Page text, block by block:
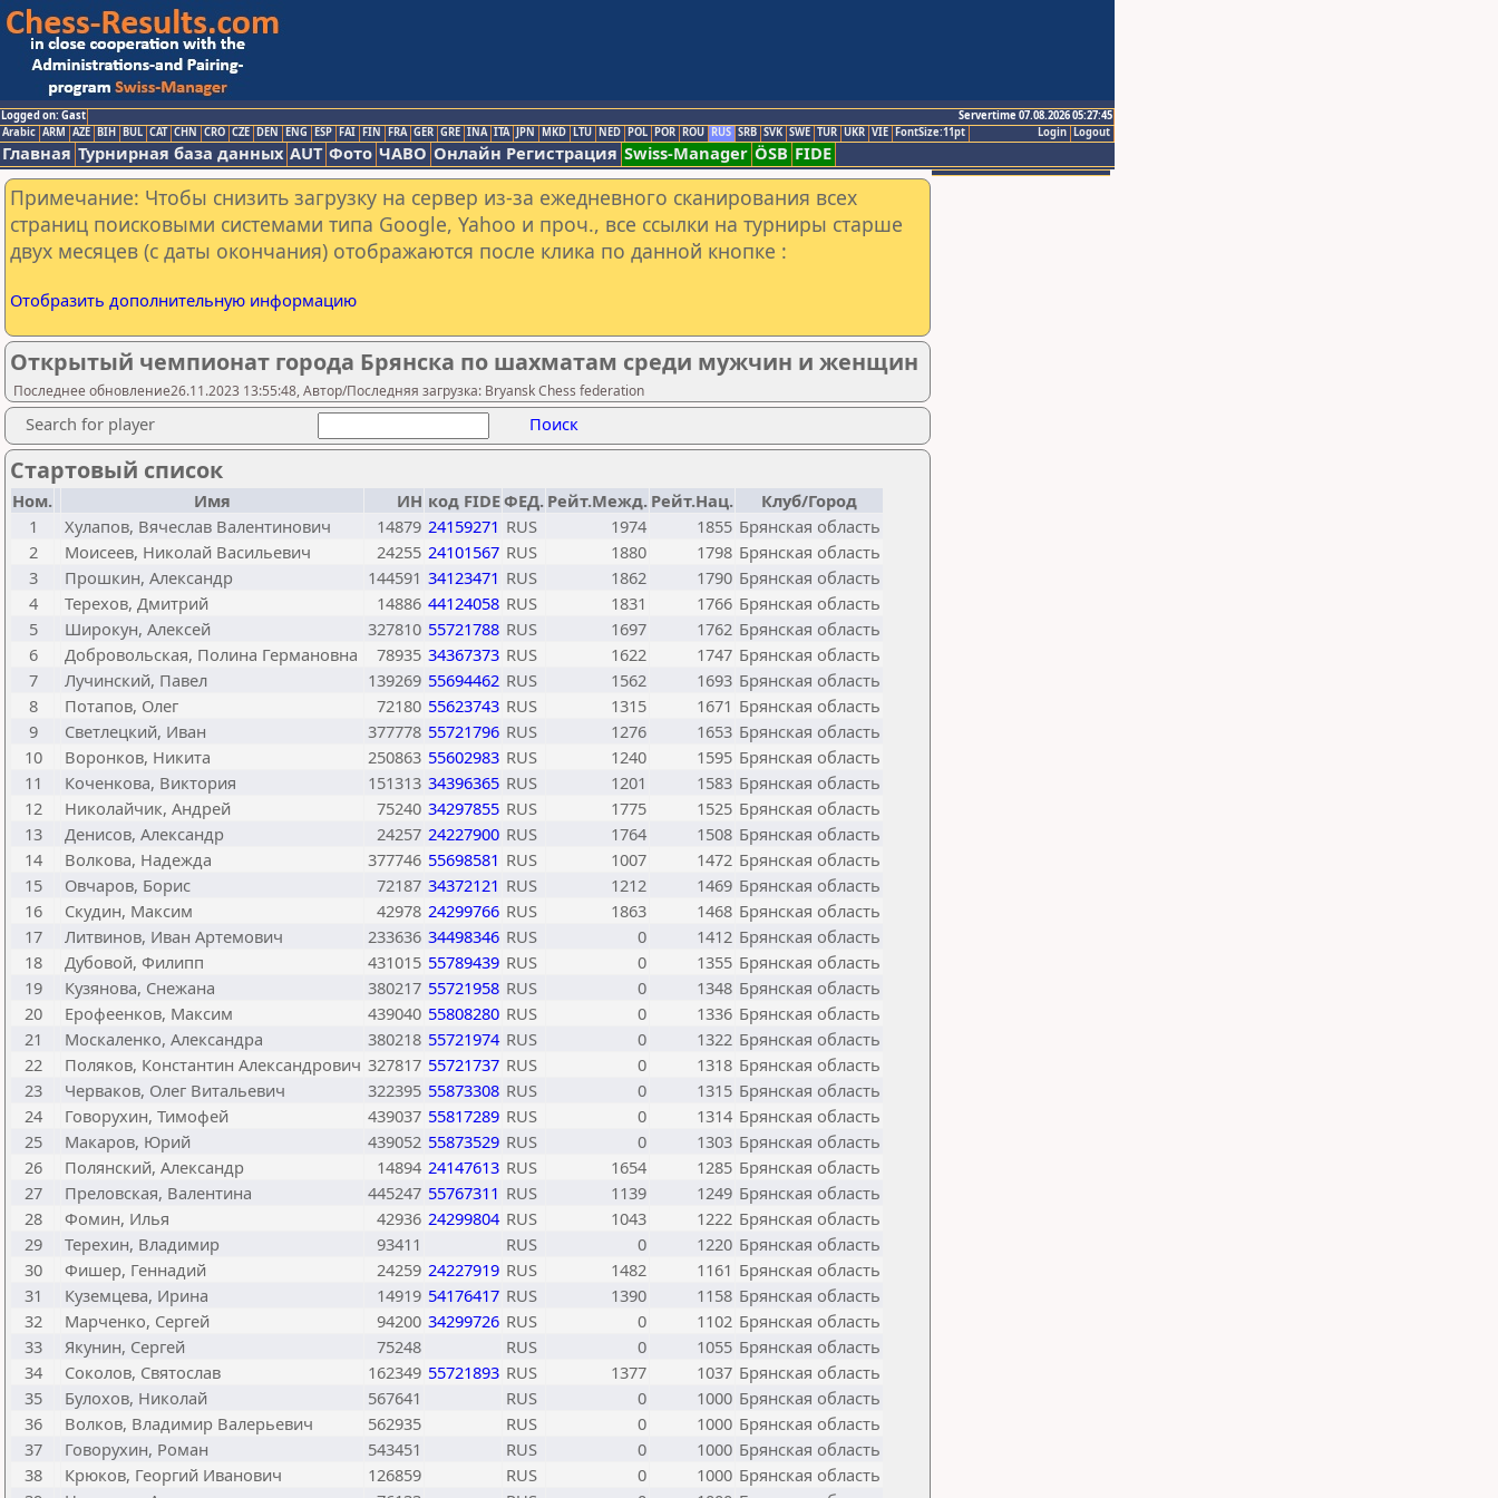
Logged on: Gast
Servertime 07.08.2026 05:27:45
Logout
Login
Arabic ARM AZE BIH BUL CAT CHN CRO CZE DEN ENG ESP FAI FIN FRA GER GRE INA ITA JPN MKD LTU NED POL POR ROU RUS SRB SVK SWE TUR UKR VIE FontSize:11pt
Главная Турнирная база данных AUT Фото ЧАВО Онлайн Регистрация Swiss-Manager ÖSB FIDE
Примечание: Чтобы снизить загрузку на сервер из-за ежедневного сканирования всех
страниц поисковыми системами типа Google, Yahoo и проч., все ссылки на турниры старше
двух месяцев (с даты окончания) отображаются после клика по данной кнопке :
Отобразить дополнительную информацию
Открытый чемпионат города Брянска по шахматам среди мужчин и женщин
Последнее обновление26.11.2023 13:55:48, Автор/Последняя загрузка: Bryansk Chess federation
Search for player Поиск
Стартовый список
Ном. Имя ИН код FIDEФЕД. Рейт.Межд. Рейт.Нац.
Клуб/Город
1
Хулапов, Вячеслав Валентинович 14879 24159271 RUS 1974 1855 Брянская область
2
Моисеев, Николай Васильевич 24255 24101567 RUS 1880 1798 Брянская область
3
Прошкин, Александр 144591 34123471 RUS 1862 1790 Брянская область
4
Терехов, Дмитрий 14886 44124058 RUS 1831 1766 Брянская область
5
Широкун, Алексей 327810 55721788 RUS 1697 1762 Брянская область
6
Добровольская, Полина Германовна 78935 34367373 RUS 1622 1747 Брянская область
7
Лучинский, Павел 139269 55694462 RUS 1562 1693 Брянская область
8
Потапов, Олег 72180 55623743 RUS 1315 1671 Брянская область
9
Светлецкий, Иван 377778 55721796 RUS 1276 1653 Брянская область
10
Воронков, Никита 250863 55602983 RUS 1240 1595 Брянская область
11
Коченкова, Виктория 151313 34396365 RUS 1201 1583 Брянская область
12
Николайчик, Андрей 75240 34297855 RUS 1775 1525 Брянская область
13
Денисов, Александр 24257 24227900 RUS 1764 1508 Брянская область
14
Волкова, Надежда 377746 55698581 RUS 1007 1472 Брянская область
15
Овчаров, Борис 72187 34372121 RUS 1212 1469 Брянская область
16
Скудин, Максим 42978 24299766 RUS 1863 1468 Брянская область
17
Литвинов, Иван Артемович 233636 34498346 RUS 0 1412 Брянская область
18
Дубовой, Филипп 431015 55789439 RUS 0 1355 Брянская область
19
Кузянова, Снежана 380217 55721958 RUS 0 1348 Брянская область
20
Ерофеенков, Максим 439040 55808280 RUS 0 1336 Брянская область
21
Москаленко, Александра 380218 55721974 RUS 0 1322 Брянская область
22
Поляков, Константин Александрович 327817 55721737 RUS 0 1318 Брянская область
23
Черваков, Олег Витальевич 322395 55873308 RUS 0 1315 Брянская область
24
Говорухин, Тимофей 439037 55817289 RUS 0 1314 Брянская область
25
Макаров, Юрий 439052 55873529 RUS 0 1303 Брянская область
26
Полянский, Александр 14894 24147613 RUS 1654 1285 Брянская область
27
Преловская, Валентина 445247 55767311 RUS 1139 1249 Брянская область
28
Фомин, Илья 42936 24299804 RUS 1043 1222 Брянская область
29
Терехин, Владимир 93411 RUS 0 1220 Брянская область
30
Фишер, Геннадий 24259 24227919 RUS 1482 1161 Брянская область
31
Куземцева, Ирина 14919 54176417 RUS 1390 1158 Брянская область
32
Марченко, Сергей 94200 34299726 RUS 0 1102 Брянская область
33
Якунин, Сергей 75248 RUS 0 1055 Брянская область
34
Соколов, Святослав 162349 55721893 RUS 1377 1037 Брянская область
35
Булохов, Николай 567641 RUS 0 1000 Брянская область
36
Волков, Владимир Валерьевич 562935 RUS 0 1000 Брянская область
37
Говорухин, Роман 543451 RUS 0 1000 Брянская область
38
Крюков, Георгий Иванович 126859 RUS 0 1000 Брянская область